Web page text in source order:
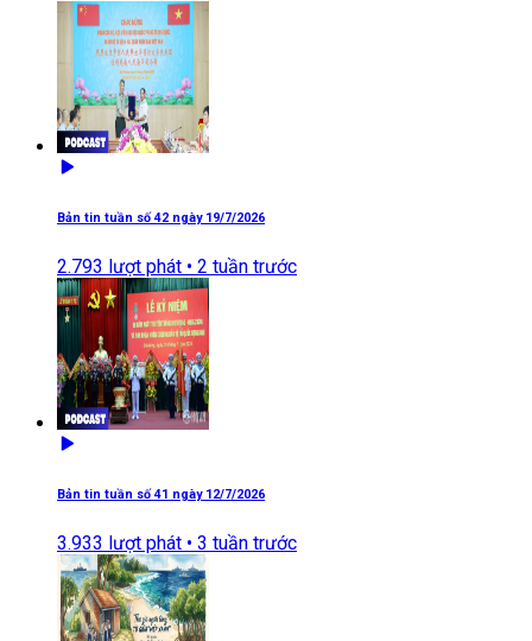
Bản tin tuần số 42 ngày 19/7/2026
2.793 lượt phát • 2 tuần trước
Bản tin tuần số 41 ngày 12/7/2026
3.933 lượt phát • 3 tuần trước